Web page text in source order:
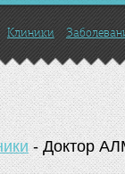
Клиники
-Доктор